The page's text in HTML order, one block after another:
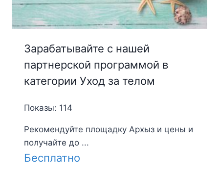
Зарабатывайте с нашей
партнерской программой в
категории Уход за телом
Показы: 114
Рекомендуйте площадку Архыз и цены и
получайте до ...
Бесплатно